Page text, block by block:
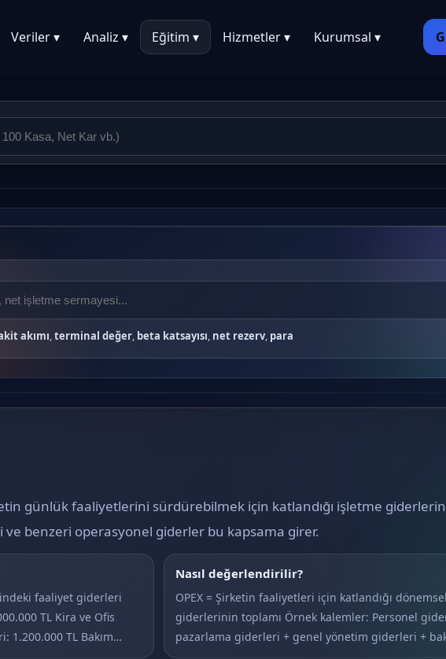
Veriler ▾ Analiz ▾ Eğitim ▾ Hizmetler ▾ Kurumsal ▾
akımı,terminal değer, beta katsayısı, net rezerv, para
günlük faaliyetlerini sürdürebilmek için katlandığı işletme
benzeri operasyonel giderler bu kapsama girer.
faaliyet giderleri
TL Kira ve Ofis
1.200.000 TL Bakım…
Nasıl değerlendirilir?
OPEX = Şirketin faaliyetleri için katlandığı
giderlerinin toplamı Örnek kalemler: Personel
pazarlama giderleri + genel yönetim giderleri +